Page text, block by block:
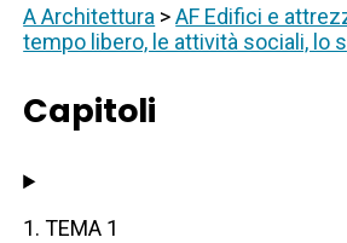
A Architettura >AF Edifici e
tempo libero, le attività sociali, lo
Capitoli
1. TEMA 1